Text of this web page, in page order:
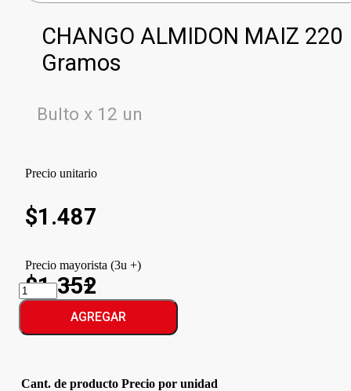
CHANGO ALMIDON MAIZ 220
Gramos
Bulto x 12 un
Precio unitario
$1.487
Precio mayorista (3u +)
$1.352
CHANGO
ALMIDON
MAIZ
AGREGAR
Cant. de producto Precio por unidad